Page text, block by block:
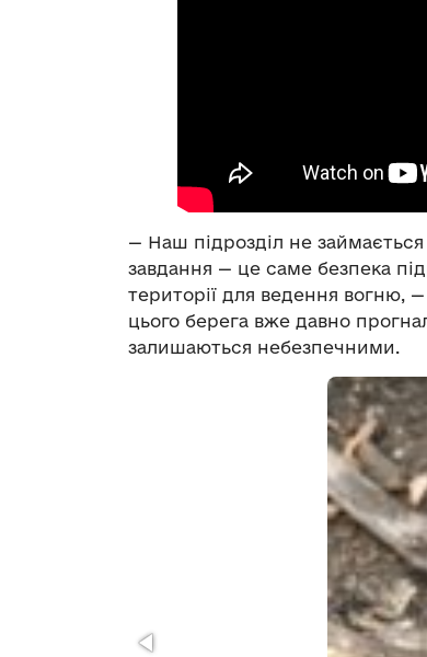
— Наш підрозділ не
завдання — це саме безпека
території для ведення вогню,
цього берега вже давно
залишаються небезпечними.